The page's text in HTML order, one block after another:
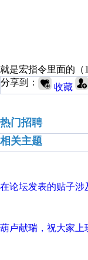
就是宏指令里面的（
分享到：
收藏
热门招聘
相关主题
在论坛发表的贴子涉
葫卢献瑞，祝大家上